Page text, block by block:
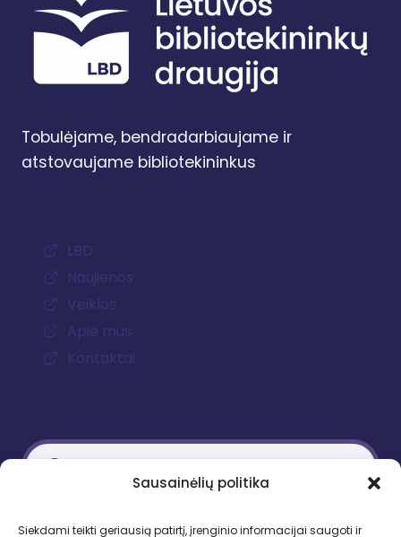
Sausainėlių politika
Siekdami teikti geriausią patirtį, įrenginio informacijai saugoti ir
Tobulėjame, bendradarbiaujame ir
atstovaujame bibliotekininkus
LBD
Naujienos
Veiklos
Apie mus
Kontaktai